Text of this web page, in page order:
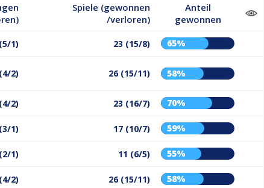
Spiele (gewonnen
/verloren)
Anteil
gewonnen
1) 23 (15/8) 65%
2) 26 (15/11) 58%
2) 23 (16/7) 70%
1) 17 (10/7) 59%
1) 11 (6/5) 55%
2) 26 (15/11) 58%